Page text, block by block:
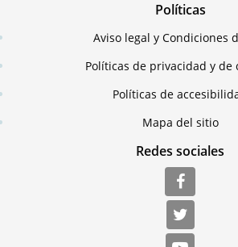
Políticas
Aviso legal y Condiciones
Políticas de privacidad y de
Políticas de
Mapa del sitio
Redes sociales